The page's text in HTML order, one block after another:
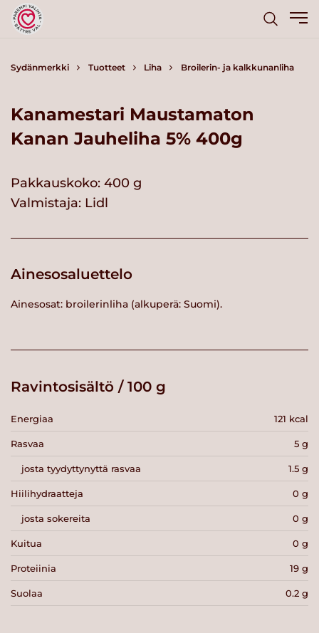
Sydänmerkki Tuotteet Liha Broilerin- ja kalkkunanliha
Kanamestari Maustamaton
Kanan Jauheliha 5% 400g
Pakkauskoko: 400 g
Valmistaja: Lidl
Ainesosaluettelo
Ainesosat: broilerinliha (alkuperä: Suomi).
Ravintosisältö / 100 g
Energiaa 121 kcal
Rasvaa 5 g
josta tyydyttynyttä rasvaa 1.5 g
Hiilihydraatteja 0 g
josta sokereita 0 g
Kuitua 0 g
Proteiinia 19 g
Suolaa 0.2 g